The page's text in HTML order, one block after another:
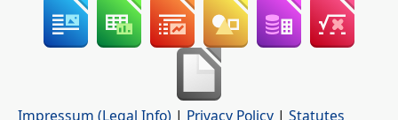
Impressum (Legal Info) | Privacy Policy | Statutes